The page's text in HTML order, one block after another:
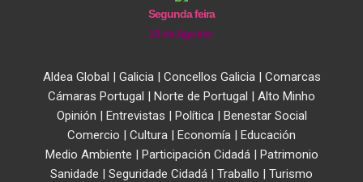
Segunda feira
10 de Agosto
Aldea Global | Galicia| Concellos Galicia| Comarcas
Cámaras Portugal | Norte de Portugal | Alto Minho
Opinión | Entrevistas | Política| Benestar Social
Comercio | Cultura | Economía | Educación
Medio Ambiente | Participación Cidadá| Patrimonio
Sanidade | Seguridade Cidadá | Traballo | Turismo